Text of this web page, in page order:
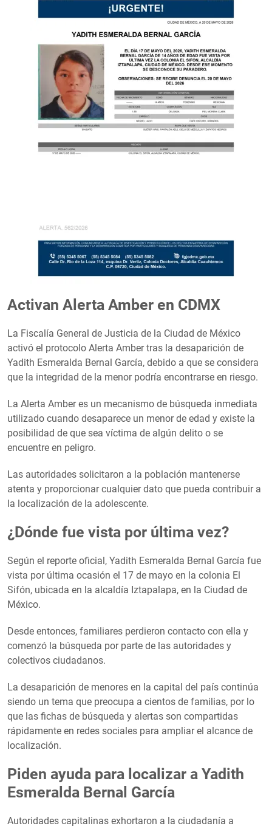
Activan Alerta Amber en CDMX
La Fiscalía General de Justicia de la Ciudad de México
activó el protocolo Alerta Amber tras la desaparición de
Yadith Esmeralda Bernal García, debido a que se considera
que la integridad de la menor podría encontrarse en riesgo.
La Alerta Amber es un mecanismo de búsqueda inmediata
utilizado cuando desaparece un menor de edad y existe la
posibilidad de que sea víctima de algún delito o se
encuentre en peligro.
Las autoridades solicitaron a la población mantenerse
atenta y proporcionar cualquier dato que pueda contribuir a
la localización de la adolescente.
¿Dónde fue vista por última vez?
Según el reporte oficial, Yadith Esmeralda Bernal García fue
vista por última ocasión el 17 de mayo en la colonia El
Sifón, ubicada en la alcaldía Iztapalapa, en la Ciudad de
México.
Desde entonces, familiares perdieron contacto con ella y
comenzó la búsqueda por parte de las autoridades y
colectivos ciudadanos.
La desaparición de menores en la capital del país continúa
siendo un tema que preocupa a cientos de familias, por lo
que las fichas de búsqueda y alertas son compartidas
rápidamente en redes sociales para ampliar el alcance de
localización.
Piden ayuda para localizar a Yadith
Esmeralda Bernal García
Autoridades capitalinas exhortaron a la ciudadanía a